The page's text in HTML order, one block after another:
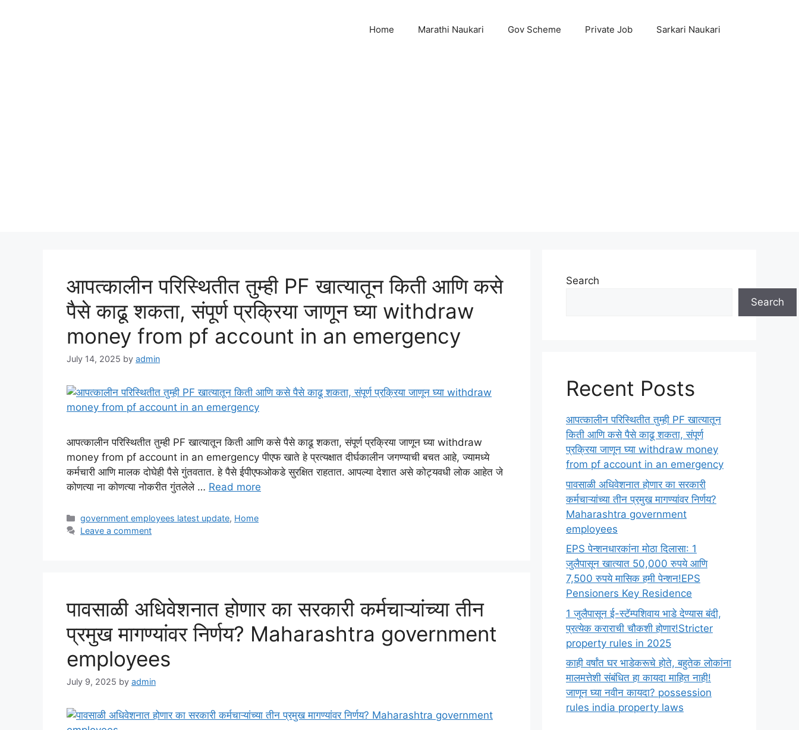
Home Marathi Naukari Gov Scheme Private Job Sarkari Naukari
आपत्कालीन परिस्थितीत तुम्ही PF खात्यातून किती आणि कसे
पैसे काढू शकता, संपूर्ण प्रक्रिया जाणून घ्या withdraw
money from pf account in an emergency
July 14, 2025 by admin
आपत्कालीन परिस्थितीत तुम्ही PF खात्यातून किती आणि कसे पैसे काढू शकता, संपूर्ण प्रक्रिया जाणून घ्या withdraw
money from pf account in an emergency पीएफ खाते हे प्रत्यक्षात दीर्घकालीन जगण्याची बचत आहे, ज्यामध्ये
कर्मचारी आणि मालक दोघेही पैसे गुंतवतात. हे पैसे ईपीएफओकडे सुरक्षित राहतात. आपल्या देशात असे कोट्यवधी लोक आहेत जे
कोणत्या ना कोणत्या नोकरीत गुंतलेले … Read more
Categories
government employees latest update, Home
Leave a comment
पावसाळी अधिवेशनात होणार का सरकारी कर्मचाऱ्यांच्या तीन
प्रमुख मागण्यांवर निर्णय? Maharashtra government
employees
July 9, 2025 by admin
Search
Search
Recent Posts
आपत्कालीन परिस्थितीत तुम्ही PF खात्यातून
किती आणि कसे पैसे काढू शकता, संपूर्ण
प्रक्रिया जाणून घ्या withdraw money
from pf account in an emergency
पावसाळी अधिवेशनात होणार का सरकारी
कर्मचाऱ्यांच्या तीन प्रमुख मागण्यांवर निर्णय?
Maharashtra government
employees
EPS पेन्शनधारकांना मोठा दिलासा: 1
जुलैपासून खात्यात 50,000 रुपये आणि
7,500 रुपये मासिक हमी पेन्शन!EPS
Pensioners Key Residence
1 जुलैपासून ई-स्टॅम्पशिवाय भाडे देण्यास बंदी,
प्रत्येक कराराची चौकशी होणार!Stricter
property rules in 2025
काही वर्षांत घर भाडेकरूचे होते, बहुतेक लोकांना
मालमत्तेशी संबंधित हा कायदा माहित नाही!
जाणून घ्या नवीन कायदा? possession
rules india property laws